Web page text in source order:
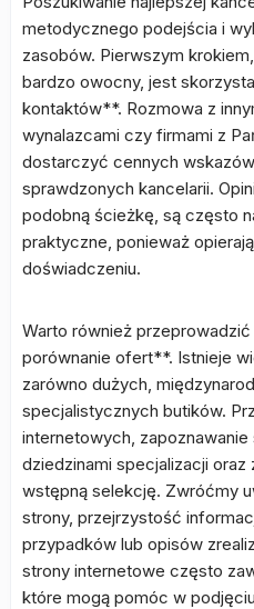
metodycznego podejścia i
zasobów. Pierwszym
bardzo owocny, jest
kontaktów**. Rozmowa z
wynalazcami czy firmami z
dostarczyć cennych
sprawdzonych kancelarii.
podobną ścieżkę, są często
praktyczne, ponieważ
doświadczeniu.
Warto również
porównanie ofert**. Istnieje
zarówno dużych,
specjalistycznych butików.
internetowych, zapoznawanie
dziedzinami specjalizacji oraz
wstępną selekcję. Zwróćmy
strony, przejrzystość
przypadków lub opisów
strony internetowe często
które mogą pomóc w